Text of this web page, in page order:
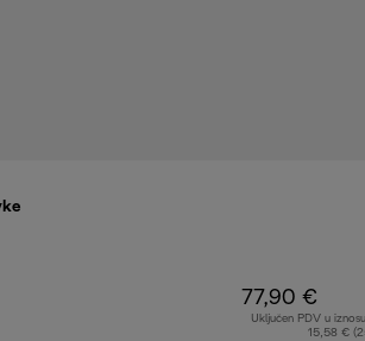
77,90 €
Uključen PDV u
15,58 €